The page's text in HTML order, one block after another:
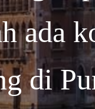
ada
di